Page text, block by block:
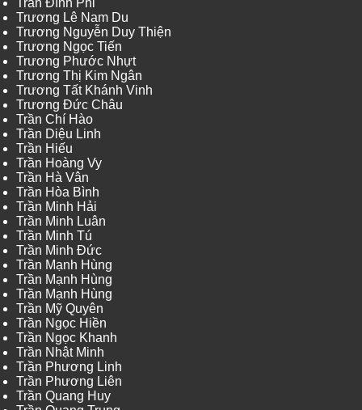
Trần Đình Phi
Trương Lê Nam Du
Trương Nguyễn Duy Thiện
Trương Ngọc Tiến
Trương Phước Nhựt
Trương Thị Kim Ngân
Trương Tất Khánh Vinh
Trương Đức Châu
Trần Chí Hào
Trần Diệu Linh
Trần Hiếu
Trần Hoàng Vy
Trần Hà Vân
Trần Hòa Bình
Trần Minh Hải
Trần Minh Luân
Trần Minh Tú
Trần Minh Đức
Trần Mạnh Hùng
Trần Mạnh Hùng
Trần Mạnh Hùng
Trần Mỹ Quyên
Trần Ngọc Hiền
Trần Ngọc Khanh
Trần Nhật Minh
Trần Phương Linh
Trần Phương Liên
Trần Quang Huy